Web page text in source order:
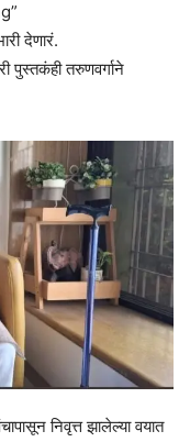
देणारं.
पुस्तकंही तरुणवर्गाने
निवृत्त झालेल्या वयात